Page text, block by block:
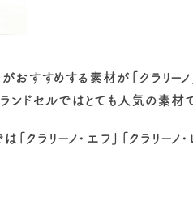
すすめする素材が「クラリーノ
ンドセルではとても人気の素材
クラリーノ・エフ」「クラリーノ